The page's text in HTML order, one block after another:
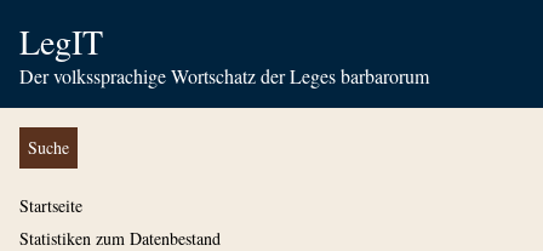
LegIT
Der volkssprachige Wortschatz der Leges barbarorum
Suche
Startseite
Statistiken zum Datenbestand